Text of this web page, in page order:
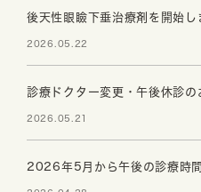
後天性眼瞼下垂治療剤を開始し
2026.05.22
診療ドクター変更・午後休診の
2026.05.21
2026年5月から午後の診療時間